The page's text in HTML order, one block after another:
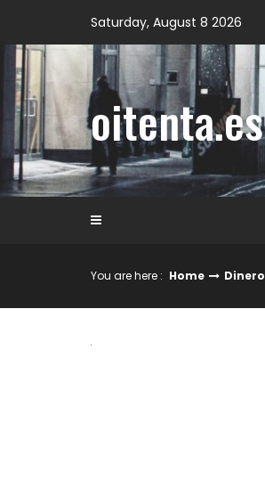
content
Saturday, August 8 2026
oitenta.es
You are here : Home Dinero